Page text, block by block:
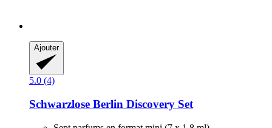
Ajouter
5.0 (4)
Schwarzlose Berlin Discovery Set